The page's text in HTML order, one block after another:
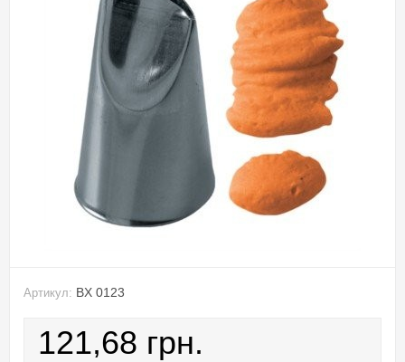
Артикул: BX 0123
121,68 грн.